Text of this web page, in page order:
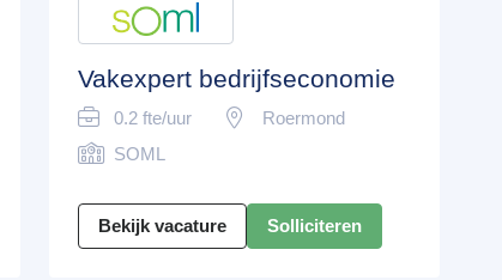
Vakexpert bedrijfseconomie
0.2 fte/uur
Roermond
SOML
Bekijk vacature Solliciteren